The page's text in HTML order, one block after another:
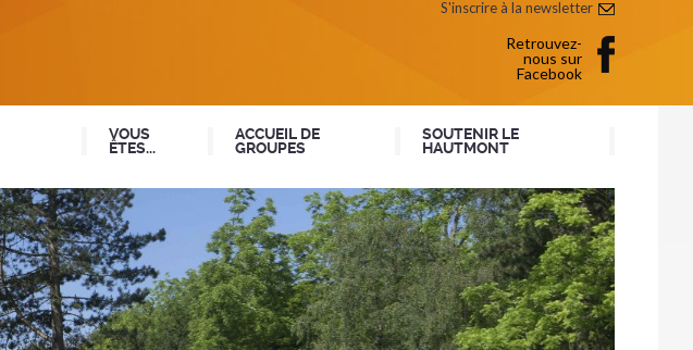
S'inscrire à la newsletter
Retrouvez-
nous sur
Facebook
VOUS
ÊTES...
ACCUEIL DE
GROUPES
SOUTENIR LE
HAUTMONT